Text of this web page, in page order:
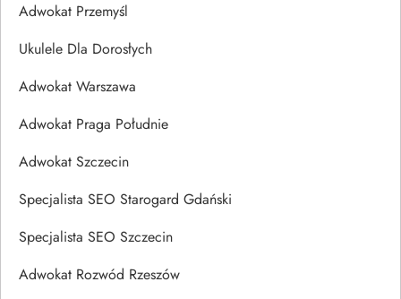
Adwokat Przemyśl
Ukulele Dla Dorosłych
Adwokat Warszawa
Adwokat Praga Południe
Adwokat Szczecin
Specjalista SEO Starogard Gdański
Specjalista SEO Szczecin
Adwokat Rozwód Rzeszów